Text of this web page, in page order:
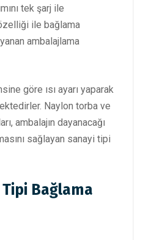
tek şarj ile
özelliği ile bağlama
ambalajlama
göre ısı ayarı yaparak
Naylon torba ve
ambalajın dayanacağı
sağlayan sanayi tipi
Bağlama